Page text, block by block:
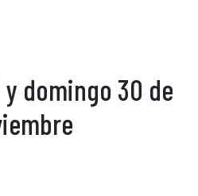
y domingo 30 de